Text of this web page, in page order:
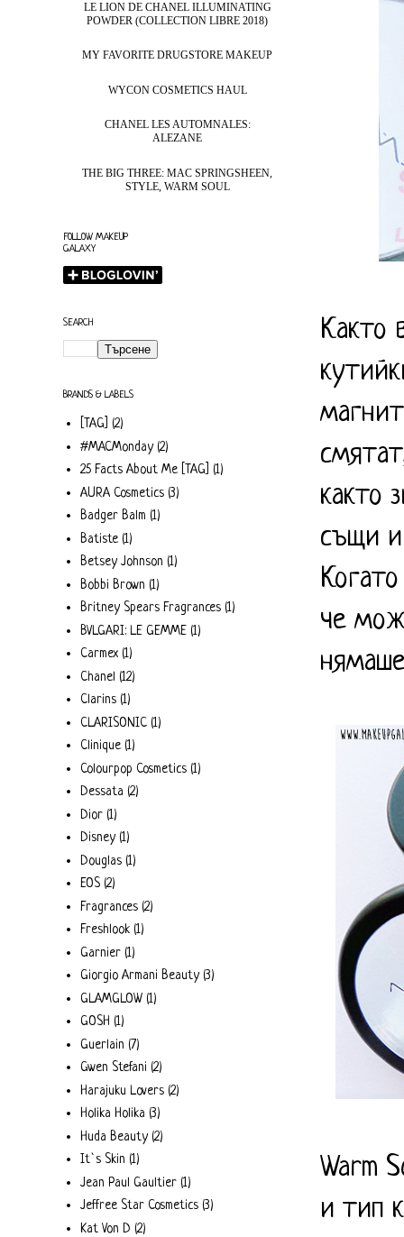
Както
както
същи и
че
Warm
и тип
LE LION DE CHANEL ILLUMINATING
POWDER (COLLECTION LIBRE 2018)
MY FAVORITE DRUGSTORE MAKEUP
WYCON COSMETICS HAUL
CHANEL LES AUTOMNALES:
ALEZANE
THE BIG THREE: MAC SPRINGSHEEN,
STYLE, WARM SOUL
FOLLOW MAKEUP
GALAXY
SEARCH
BRANDS & LABELS
[TAG] (2)
#MACMonday (2)
25 Facts About Me [TAG] (1)
AURA Cosmetics (3)
Badger Balm (1)
Batiste (1)
Betsey Johnson (1)
Bobbi Brown (1)
Britney Spears Fragrances (1)
BVLGARI: LE GEMME (1)
Carmex (1)
Chanel (12)
Clarins (1)
CLARISONIC (1)
Clinique (1)
Colourpop Cosmetics (1)
Dessata (2)
Dior (1)
Disney (1)
Douglas (1)
EOS (2)
Fragrances (2)
Freshlook (1)
Garnier (1)
Giorgio Armani Beauty (3)
GLAMGLOW (1)
GOSH (1)
Guerlain (7)
Gwen Stefani (2)
Harajuku Lovers (2)
Holika Holika (3)
Huda Beauty (2)
It`s Skin (1)
Jean Paul Gaultier (1)
Jeffree Star Cosmetics (3)
Kat Von D (2)